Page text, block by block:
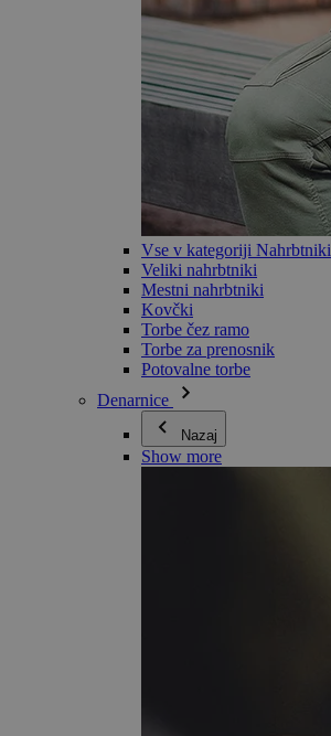
Vse v kategoriji Nahrbtniki
Veliki nahrbtniki
Mestni nahrbtniki
Kovčki
Torbe čez ramo
Torbe za prenosnik
Potovalne torbe
Denarnice
Nazaj
Show more